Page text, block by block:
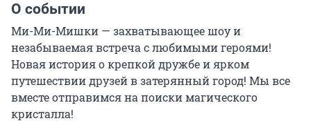
О событии
Ми-Ми-Мишки — захватывающее шоу и
незабываемая встреча с любимыми героями!
Новая история о крепкой дружбе и ярком
путешествии друзей в затерянный город! Мы все
вместе отправимся на поиски магического
кристалла!